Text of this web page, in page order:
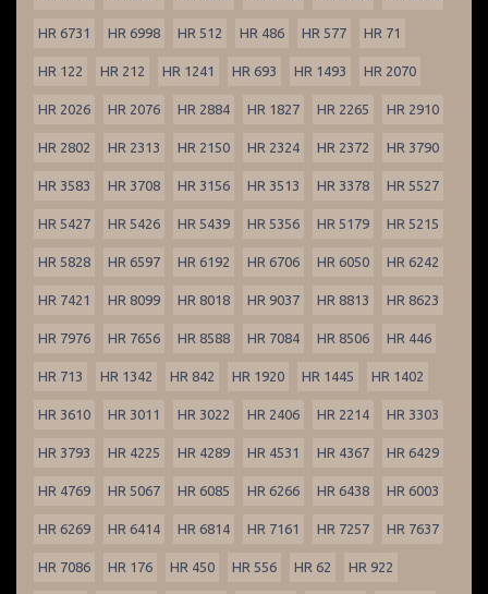
HR 6731 HR 6998 HR 512 HR 486 HR 577 HR 71
HR 122 HR 212 HR 1241 HR 693 HR 1493 HR 2070
HR 2026 HR 2076 HR 2884 HR 1827 HR 2265 HR 2910
HR 2802 HR 2313 HR 2150 HR 2324 HR 2372 HR 3790
HR 3583 HR 3708 HR 3156 HR 3513 HR 3378 HR 5527
HR 5427 HR 5426 HR 5439 HR 5356 HR 5179 HR 5215
HR 5828 HR 6597 HR 6192 HR 6706 HR 6050 HR 6242
HR 7421 HR 8099 HR 8018 HR 9037 HR 8813 HR 8623
HR 7976 HR 7656 HR 8588 HR 7084 HR 8506 HR 446
HR 713 HR 1342 HR 842 HR 1920 HR 1445 HR 1402
HR 3610 HR 3011 HR 3022 HR 2406 HR 2214 HR 3303
HR 3793 HR 4225 HR 4289 HR 4531 HR 4367 HR 6429
HR 4769 HR 5067 HR 6085 HR 6266 HR 6438 HR 6003
HR 6269 HR 6414 HR 6814 HR 7161 HR 7257 HR 7637
HR 7086 HR 176 HR 450 HR 556 HR 62 HR 922